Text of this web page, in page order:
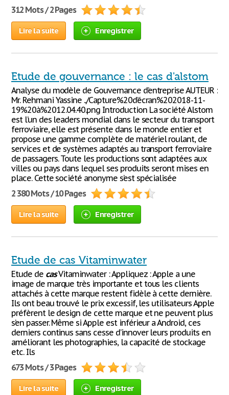
312 Mots / 2 Pages
Lire la suite Enregistrer
Etude de gouvernance : le cas d'alstom
Analyse du modèle de Gouvernance d’entreprise AUTEUR :
Mr. Rehmani Yassine ../Capture%20d’écran%202018-11-
19%20à%2012.04.40.png Introduction La société Alstom
est l’un des leaders mondial dans le secteur du transport
ferroviaire, elle est présente dans le monde entier et
propose une gamme complète de matériel roulant, de
services et de systèmes adaptés au transport ferroviaire
de passagers. Toute les productions sont adaptées aux
villes ou pays dans lequel ses produits seront mises en
place. Cette société anonyme s’est spécialisée
2 380 Mots / 10 Pages
Lire la suite Enregistrer
Etude de cas Vitaminwater
Etude de casVitaminwater : Appliquez : Apple a une
image de marque très importante et tous les clients
attachés à cette marque restent fidèle à cette dernière.
Ils ont beau trouvé le prix excessif, les utilisateurs Apple
préfèrent le design de cette marque et ne peuvent plus
s’en passer. Même si Apple est inférieur a Android, ces
derniers continus sans cesse d’innover leurs produits en
améliorant les photographies, la capacité de stockage
etc. Ils
673 Mots / 3 Pages
Lire la suite Enregistrer